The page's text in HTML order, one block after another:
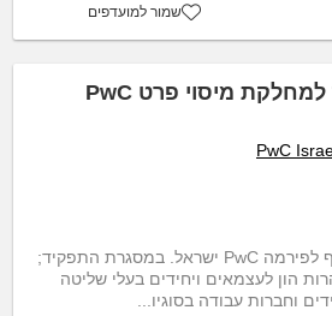
שמור למועדפים
דרוש/ה יועץ/ת מס למחלקת מיסוי פרט PwC
PwC
הזדמנות מצוינת להצטרף לפירמה PwC ישראל. במסגרת התפקיד;
הון לעצמאים ויחידים בעלי שליטה
וחברות עבודה בסוגיו...